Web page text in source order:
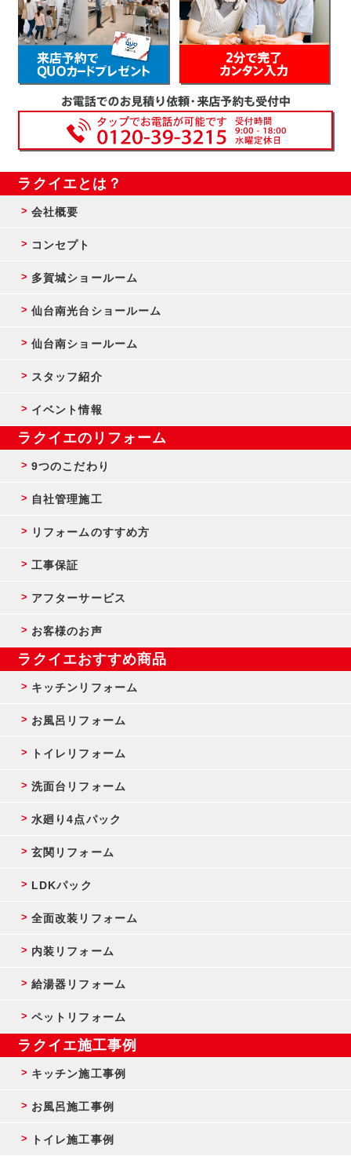
ラクイエとは？
会社概要
コンセプト
多賀城ショールーム
仙台南光台ショールーム
仙台南ショールーム
スタッフ紹介
イベント情報
ラクイエのリフォーム
9つのこだわり
自社管理施工
リフォームのすすめ方
工事保証
アフターサービス
お客様のお声
ラクイエおすすめ商品
キッチンリフォーム
お風呂リフォーム
トイレリフォーム
洗面台リフォーム
水廻り4点パック
玄関リフォーム
LDKパック
全面改装リフォーム
内装リフォーム
給湯器リフォーム
ペットリフォーム
ラクイエ施工事例
キッチン施工事例
お風呂施工事例
トイレ施工事例